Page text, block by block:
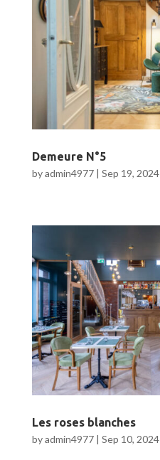
Demeure N°5
byadmin4977| Sep 19, 2024
Les roses blanches
byadmin4977| Sep 10, 2024